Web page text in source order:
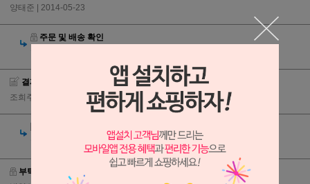
양태준 | 2014-05-23
주문 및 배송 확인
결제할 때 플러그인 설치
조희주
| 2014-04-18
부탁합니다.